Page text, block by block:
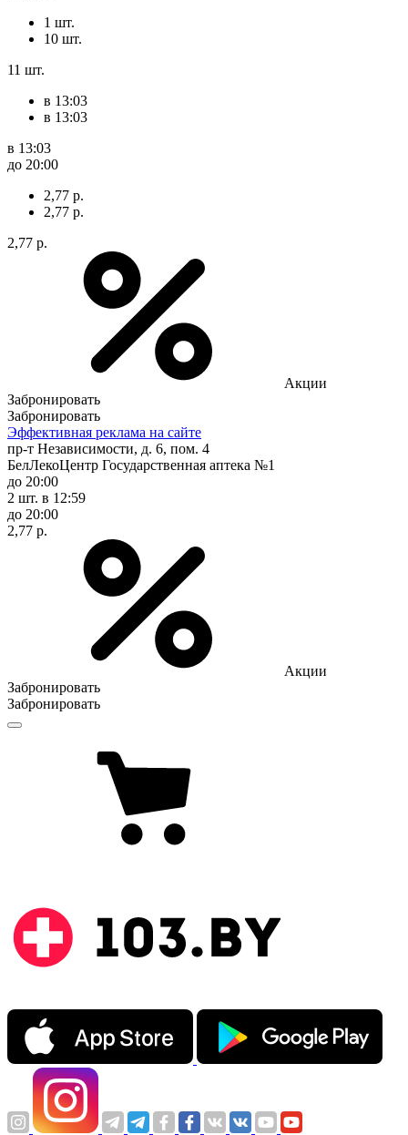
1 шт.
10 шт.
11 шт.
в 13:03
в 13:03
в 13:03
до 20:00
2,77 р.
2,77 р.
2,77 р.
Акции
Забронировать
Забронировать
Эффективная реклама на сайте
пр-т Независимости, д. 6, пом. 4
БелЛекоЦентр Государственная аптека №1
до 20:00
2 шт. в 12:59
до 20:00
2,77 р.
Акции
Забронировать
Забронировать